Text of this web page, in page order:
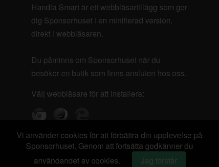
Handla Smart är ett webbläsartillägg som ger
dig Sponsorhuset i en minifierad version,
direkt i webbläsaren.
Du påminns om Sponsorhuset när du
besöker en butik som finns ansluten hos oss.
Välj webbläsare för att installera:
Vi använder cookies för att förbättra din upplevelse på
Sponsorhuset. Genom att fortsätta godkänner du
användandet av cookies.
Jag förstår